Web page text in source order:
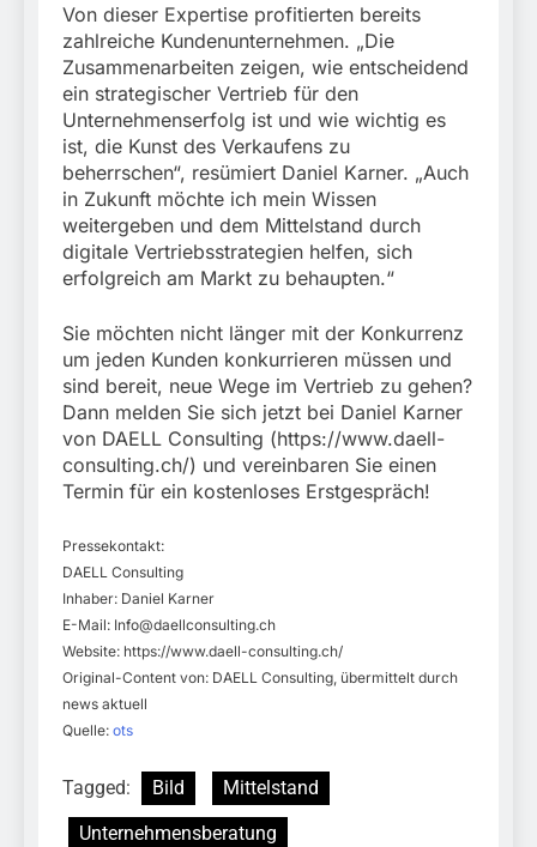
Von dieser Expertise profitierten bereits
zahlreiche Kundenunternehmen. „Die
Zusammenarbeiten zeigen, wie entscheidend
ein strategischer Vertrieb für den
Unternehmenserfolg ist und wie wichtig es
ist, die Kunst des Verkaufens zu
beherrschen“, resümiert Daniel Karner. „Auch
in Zukunft möchte ich mein Wissen
weitergeben und dem Mittelstand durch
digitale Vertriebsstrategien helfen, sich
erfolgreich am Markt zu behaupten.“
Sie möchten nicht länger mit der Konkurrenz
um jeden Kunden konkurrieren müssen und
sind bereit, neue Wege im Vertrieb zu gehen?
Dann melden Sie sich jetzt bei Daniel Karner
von DAELL Consulting (https://www.daell-
consulting.ch/) und vereinbaren Sie einen
Termin für ein kostenloses Erstgespräch!
Pressekontakt:
DAELL Consulting
Inhaber: Daniel Karner
E-Mail: Info@daellconsulting.ch
Website: https://www.daell-consulting.ch/
Original-Content von: DAELL Consulting, übermittelt durch
news aktuell
Quelle: ots
Tagged: Bild
Mittelstand
Unternehmensberatung